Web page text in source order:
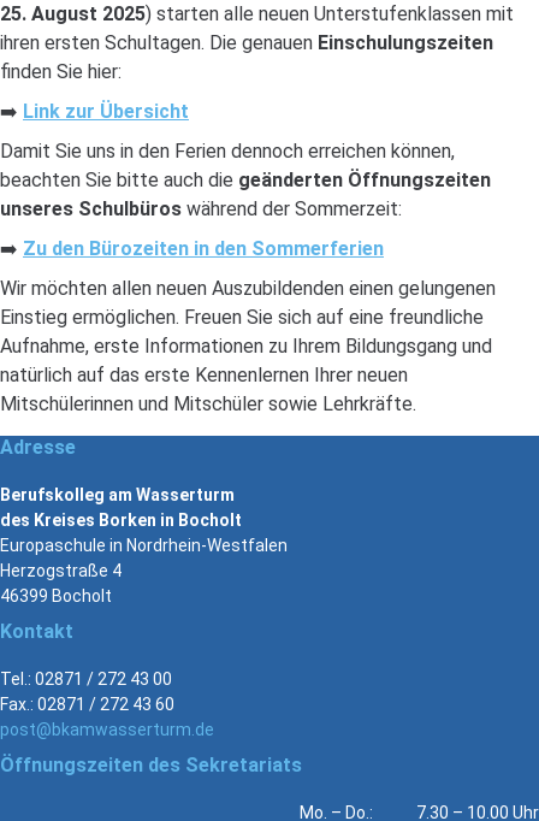
25. August 2025) starten alle neuen Unterstufenklassen mit
ihren ersten Schultagen. Die genauen Einschulungszeiten
finden Sie hier:
➡️ Link zur Übersicht
Damit Sie uns in den Ferien dennoch erreichen können,
beachten Sie bitte auch die geänderten Öffnungszeiten
unseres Schulbüros während der Sommerzeit:
➡️ Zu den Bürozeiten in den Sommerferien
Wir möchten allen neuen Auszubildenden einen gelungenen
Einstieg ermöglichen. Freuen Sie sich auf eine freundliche
Aufnahme, erste Informationen zu Ihrem Bildungsgang und
natürlich auf das erste Kennenlernen Ihrer neuen
Mitschülerinnen und Mitschüler sowie Lehrkräfte.
Adresse
Berufskolleg am Wasserturm
des Kreises Borken in Bocholt
Europaschule in Nordrhein-Westfalen
Herzogstraße 4
46399 Bocholt
Kontakt
Tel.: 02871 / 272 43 00
Fax.: 02871 / 272 43 60
post@bkamwasserturm.de
Öffnungszeiten des Sekretariats
Mo. – Do.: 7.30 – 10.00 Uhr